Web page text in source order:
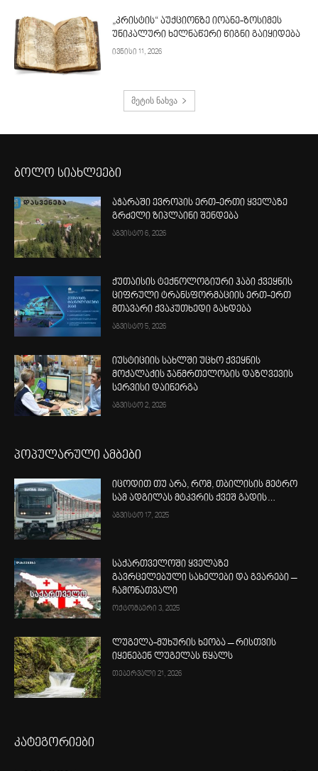
„კრისტის“ აუქციონზე იოანე-ზოსიმეს
უნიკალური ხელნაწერი წიგნი გაიყიდება
ივნისი 11, 2026
მეტის ნახვა
ბოლო სიახლეები
აჭარაში ევროპის ერთ-ერთი ყველაზე
გრძელი ზიპლაინი შენდება
აგვისტო 6, 2026
ქუთაისის ტექნოლოგიური ჰაბი ქვეყნის
ციფრული ტრანსფორმაციის ერთ-ერთ
მთავარი ქვაკუთხედი გახდება
აგვისტო 5, 2026
იუსტიციის სახლში უცხო ქვეყნის
მოქალაქის ჯანმრთელობის დაზღვევის
სერვისი დაინერგა
აგვისტო 2, 2026
პოპულარული ამბები
იცოდით თუ არა, რომ, თბილისის მეტრო
სამ ადგილას მტკვრის ქვეშ გადის…
აგვისტო 17, 2025
საქართველოში ყველაზე
გავრცელებული სახელები და გვარები –
ჩამონათვალი
ოქტომბერი 3, 2025
ლუგელა-მუხურის ხეობა – რისთვის
იყენებენ ლუგელას წყალს
თებერვალი 21, 2026
კატეგორიები